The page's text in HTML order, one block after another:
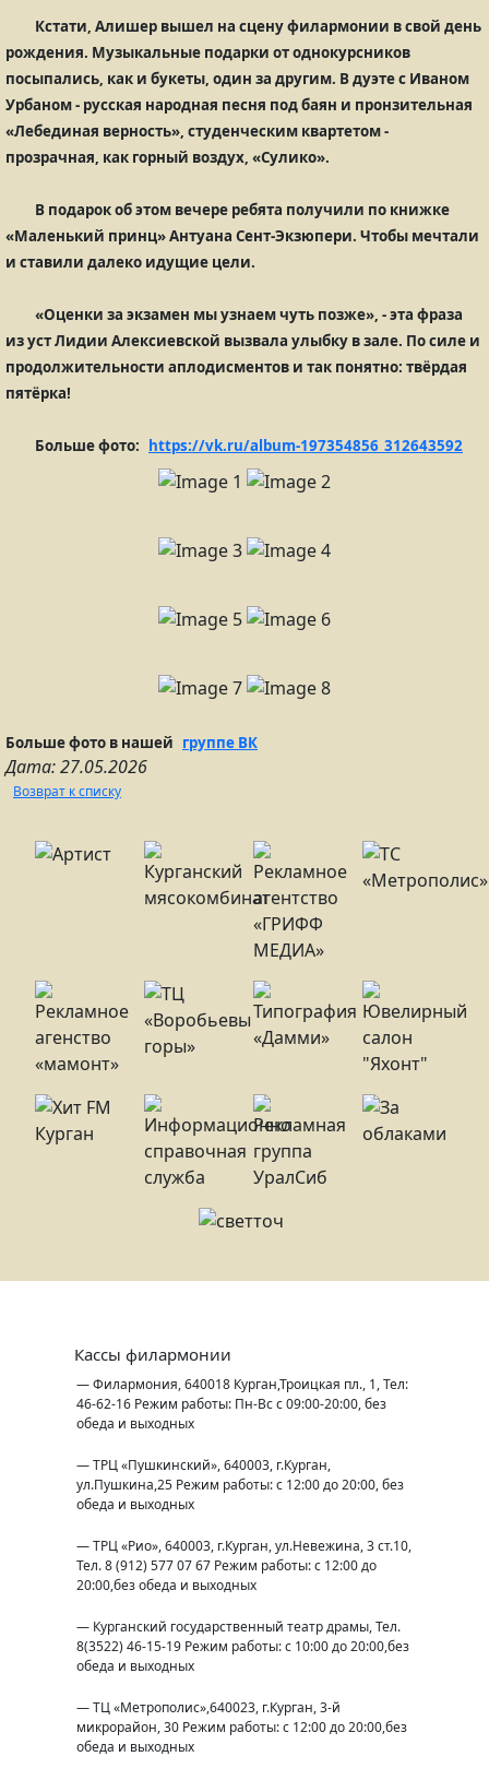
Кстати, Алишер вышел на сцену филармонии в свой день
рождения. Музыкальные подарки от однокурсников
посыпались, как и букеты, один за другим. В дуэте с Иваном
Урбаном - русская народная песня под баян и пронзительная
«Лебединая верность», студенческим квартетом -
прозрачная, как горный воздух, «Сулико».
В подарок об этом вечере ребята получили по книжке
«Маленький принц» Антуана Сент-Экзюпери. Чтобы мечтали
и ставили далеко идущие цели.
«Оценки за экзамен мы узнаем чуть позже», - эта фраза
из уст Лидии Алексиевской вызвала улыбку в зале. По силе и
продолжительности аплодисментов и так понятно: твёрдая
пятёрка!
Больше фото: https://vk.ru/album-197354856_312643592
Больше фото в нашей группе ВК
Дата: 27.05.2026
Возврат к списку
Кассы филармонии
— Филармония, 640018 Курган,Троицкая пл., 1, Тел:
46-62-16 Режим работы: Пн-Вс с 09:00-20:00, без
обеда и выходных
— ТРЦ «Пушкинский», 640003, г.Курган,
ул.Пушкина,25 Режим работы: с 12:00 до 20:00, без
обеда и выходных
— ТРЦ «Рио», 640003, г.Курган, ул.Невежина, 3 ст.10,
Тел. 8 (912) 577 07 67 Режим работы: с 12:00 до
20:00,без обеда и выходных
— Курганский государственный театр драмы, Тел.
8(3522) 46-15-19 Режим работы: с 10:00 до 20:00,без
обеда и выходных
— ТЦ «Метрополис»,640023, г.Курган, 3-й
микрорайон, 30 Режим работы: с 12:00 до 20:00,без
обеда и выходных